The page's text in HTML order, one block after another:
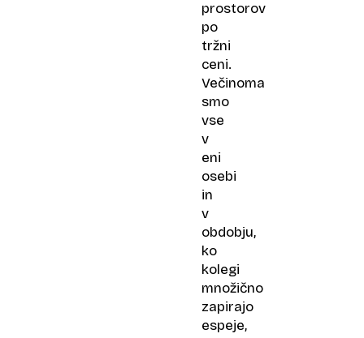
prostorov
po
tržni
ceni.
Večinoma
smo
vse
v
eni
osebi
in
v
obdobju,
ko
kolegi
množično
zapirajo
espeje,